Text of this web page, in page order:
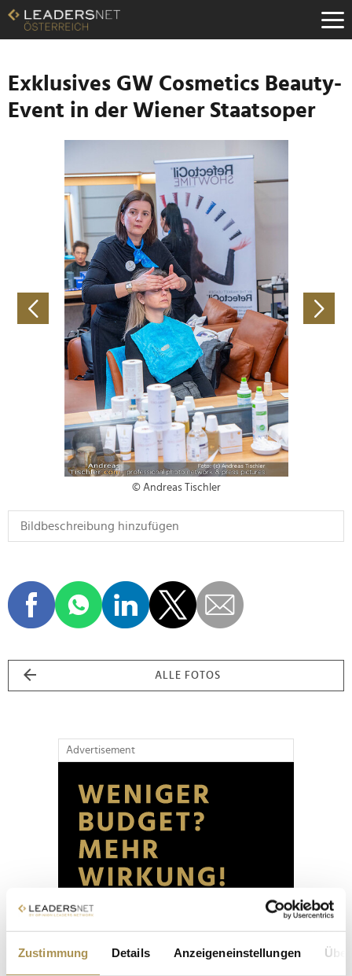
Zustimmung Details Anzeigeneinstellungen
Zum
Inhalt
Zur
Navigation
Zur
Hauptnavigation
Exklusives GW Cosmetics Beauty-
Event in der Wiener Staatsoper
© Andreas Tischler
ALLE FOTOS
Advertisement